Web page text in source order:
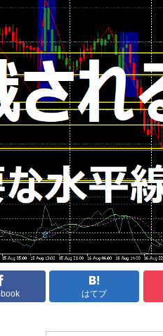
はてブ